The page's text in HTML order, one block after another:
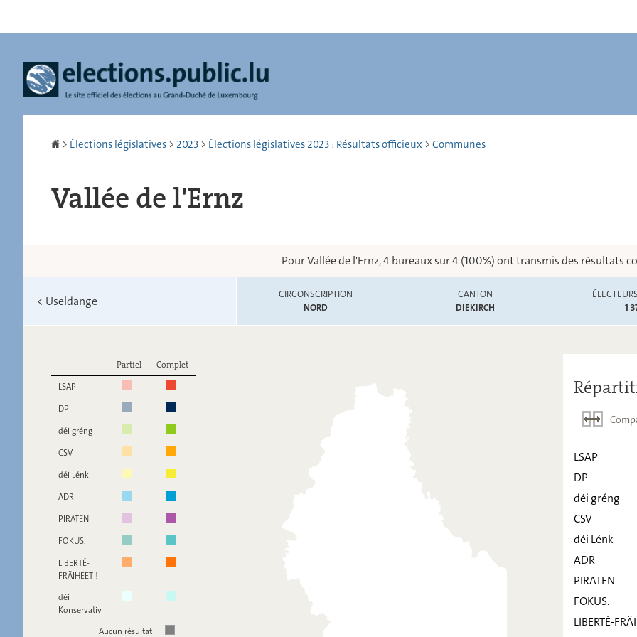
navigation
Accueil
> Élections législatives > 2023 > Élections législatives 2023 : Résultats officieux > Communes
Vallée de l'Ernz
Pour Vallée de l'Ernz, 4 bureaux sur 4 (100%) ont transmis des résultats
< Useldange
CIRCONSCRIPTION
NORD
CANTON
DIEKIRCH
1
Partiel
Complet
LSAP
DP
déi gréng
CSV
déi Lénk
ADR
PIRATEN
FOKUS.
LIBERTÉ-
FRÄIHEET !
déi
Konservativ
Aucun résultat
DP
déi gréng
CSV
ADR
LSAP
DP
déi gréng
CSV
déi Lénk
ADR
PIRATEN
FOKUS.
LIBERTÉ-